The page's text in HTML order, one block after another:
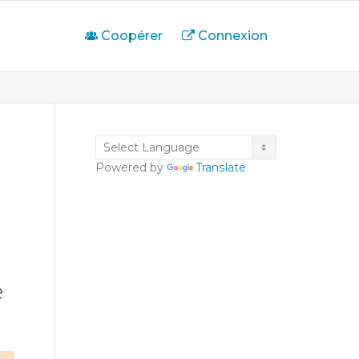
Coopérer Connexion
Powered by Translate